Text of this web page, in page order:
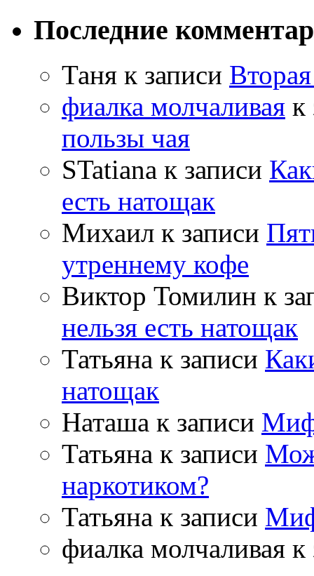
Последние
Таня к записи
фиалка молчаливая к
пользы чая
STatiana к записи
есть натощак
Михаил к записи
утреннему кофе
Виктор Томилин к
нельзя есть натощак
Татьяна к записи
натощак
Наташа к записи
Татьяна к записи
наркотиком?
Татьяна к записи
фиалка молчаливая к